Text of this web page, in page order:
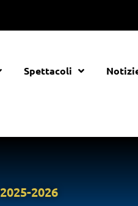
Spettacoli
2025-2026